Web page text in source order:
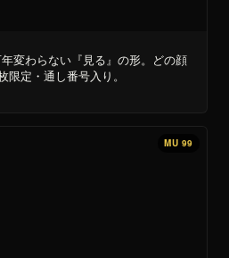
変わらない『見る』の形。どの顔
定・通し番号入り。
MU 99